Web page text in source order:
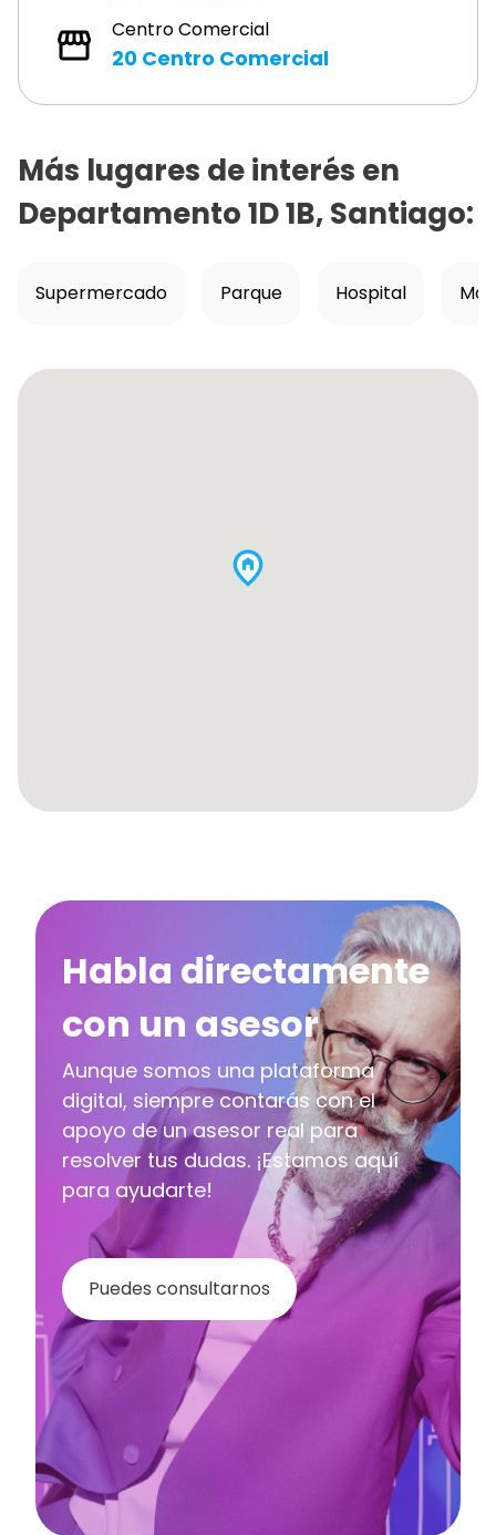
Centro Comercial
20 Centro Comercial
Más lugares de interés en
Departamento 1D 1B, Santiago:
Supermercado Parque Hospital Mall
Habla directamente
con un asesor
Aunque somos una plataforma
digital, siempre contarás con el
apoyo de un asesor real para
resolver tus dudas. ¡Estamos aquí
para ayudarte!
Puedes consultarnos